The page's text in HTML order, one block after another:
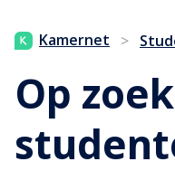
Kamernet >
Op